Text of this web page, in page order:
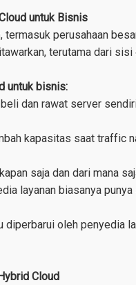
untuk Bisnis
termasuk perusahaan
terutama dari
untuk bisnis:
dan rawat server
kapasitas saat traffic
saja dan dari mana
layanan biasanya
diperbarui oleh penyedia
Cloud